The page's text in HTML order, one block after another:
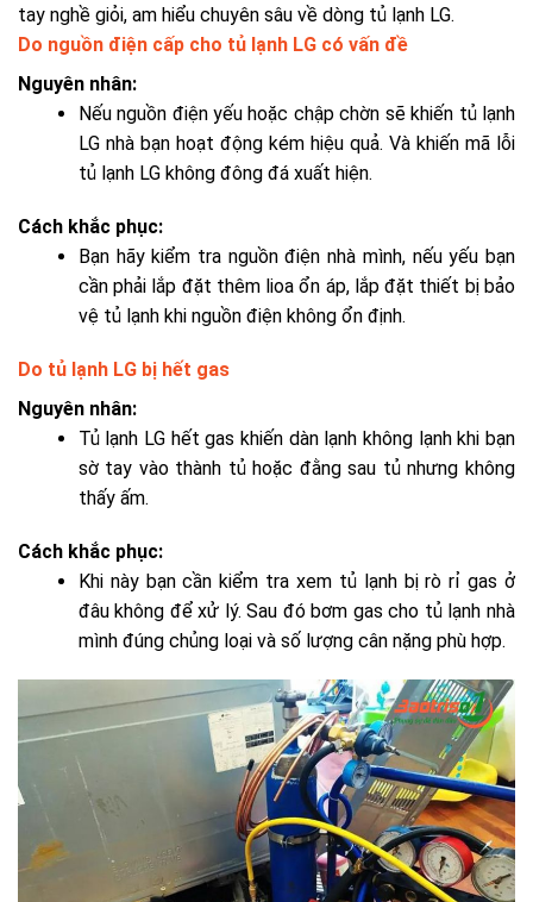
tay nghề giỏi, am hiểu chuyên sâu về dòng tủ lạnh LG.
Do nguồn điện cấp cho tủ lạnh LG có vấn đề
Nguyên nhân:
Nếu nguồn điện yếu hoặc chập chờn sẽ khiến tủ lạnh
LG nhà bạn hoạt động kém hiệu quả. Và khiến mã lỗi
tủ lạnh LG không đông đá xuất hiện.
Cách khắc phục:
Bạn hãy kiểm tra nguồn điện nhà mình, nếu yếu bạn
cần phải lắp đặt thêm lioa ổn áp, lắp đặt thiết bị bảo
vệ tủ lạnh khi nguồn điện không ổn định.
Do tủ lạnh LG bị hết gas
Nguyên nhân:
Tủ lạnh LG hết gas khiến dàn lạnh không lạnh khi bạn
sờ tay vào thành tủ hoặc đằng sau tủ nhưng không
thấy ấm.
Cách khắc phục:
Khi này bạn cần kiểm tra xem tủ lạnh bị rò rỉ gas ở
đâu không để xử lý. Sau đó bơm gas cho tủ lạnh nhà
mình đúng chủng loại và số lượng cân nặng phù hợp.